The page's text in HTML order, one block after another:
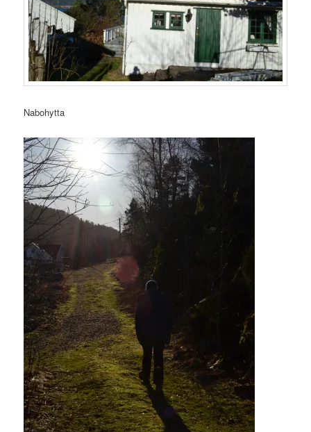
Nabohytta